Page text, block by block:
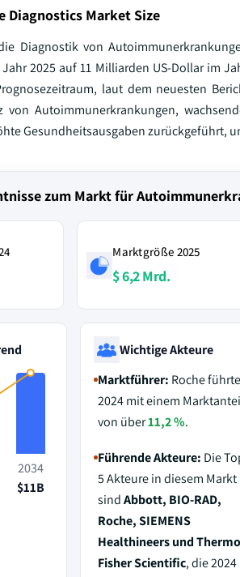
Diagnostics Market Size
Diagnostik von
2025 auf 11 Milliarden US-Dollar im
laut dem neuesten
von Autoimmunerkrankungen,
Gesundheitsausgaben zurückgeführt,
zum Markt für
Marktgröße 2025
$ 6,2 Mrd.
2034
$11B
Wichtige Akteure
Marktführer: Roche führte
2024 mit einem
von über11,2 %.
Führende Akteure: Die
5 Akteure in diesem Markt
sindAbbott, BIO-RAD,
Roche, SIEMENS
Healthineers und Thermo
Fisher Scientific, die 2024